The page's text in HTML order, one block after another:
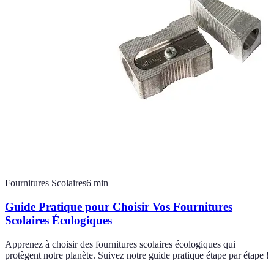
Fournitures Scolaires6 min
Guide Pratique pour Choisir Vos Fournitures
Scolaires Écologiques
Apprenez à choisir des fournitures scolaires écologiques qui
protègent notre planète. Suivez notre guide pratique étape par étape !